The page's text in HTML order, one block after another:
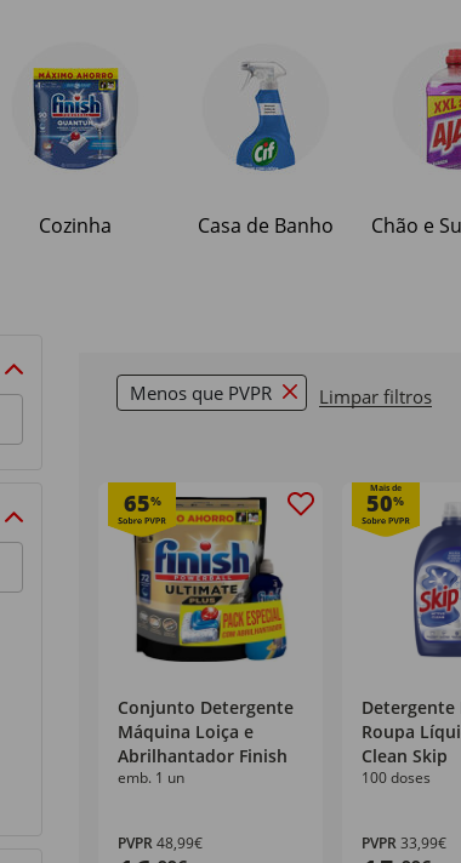
Cozinha Casa de Banho Chão e
Menos que PVPR Remove filter
Limpar filtros
65%
Conjunto Detergente
Máquina Loiça e
Abrilhantador Finish
emb. 1 un
PVPR48,99€
Mais de
50%
Detergente
Roupa
Clean Skip
100 doses
PVPR33,99€